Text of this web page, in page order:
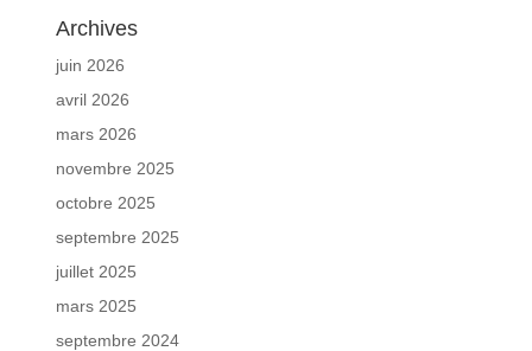
Archives
juin 2026
avril 2026
mars 2026
novembre 2025
octobre 2025
septembre 2025
juillet 2025
mars 2025
septembre 2024